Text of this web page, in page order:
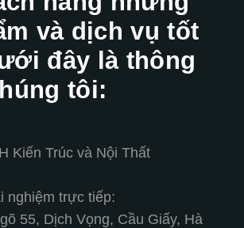
và dịch vụ tốt
đây là thông
tôi:
Kiến Trúc và Nội Thất
nghiệm trực tiếp:
55, Dịch Vọng, Cầu Giấy, Hà